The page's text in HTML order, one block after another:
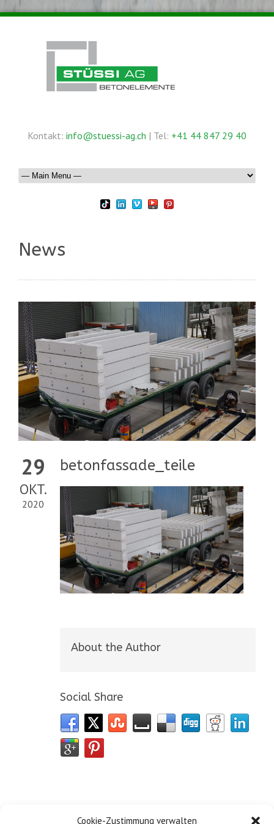
Cookie-Zustimmung verwalten
Kontakt: info@stuessi-ag.ch | Tel: +41 44 847 29 40
News
29
OKT.
2020
betonfassade_teile
About the Author
Social Share